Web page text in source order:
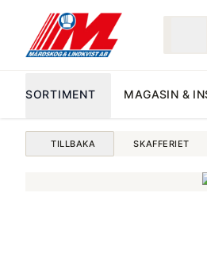
SORTIMENT MAGASIN &
TILLBAKA SKAFFERIET